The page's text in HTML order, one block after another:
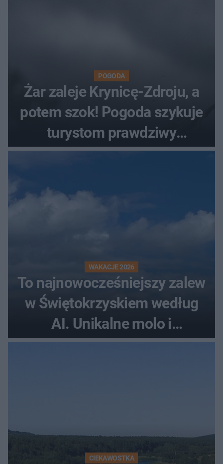
POGODA
Żar zaleje Krynicę-Zdroju, a
potem szok! Pogoda szykuje
turystom prawdziwy
rollercoaster
WAKACJE 2026
To najnowocześniejszy zalew
w Świętokrzyskiem według
AI. Unikalne molo i
promenada
CIEKAWOSTKA